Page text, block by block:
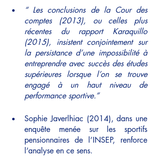
“ Les conclusions de la Cour des
comptes (2013), ou celles plus
récentes du rapport Karaquillo
(2015), insistent conjointement sur
la persistance d’une impossibilité à
entreprendre avec succès des études
supérieures lorsque l’on se trouve
engagé à un haut niveau de
performance sportive.”
Sophie Javerlhiac (2014), dans une
enquête menée sur les sportifs
pensionnaires de l’INSEP, renforce
l’analyse en ce sens.